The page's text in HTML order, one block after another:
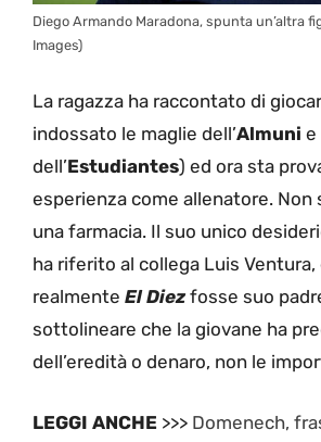
Diego Armando Maradona, spunta un’altra
Images)
La ragazza ha raccontato di
indossato le maglie dell’Almuni e
dell’Estudiantes) ed ora sta
esperienza come allenatore. Non
una farmacia. Il suo unico
ha riferito al collega Luis Ventura,
realmente El Diezfosse suo
sottolineare che la giovane ha
dell’eredità o denaro, non le
LEGGI ANCHE >>> Domenech,